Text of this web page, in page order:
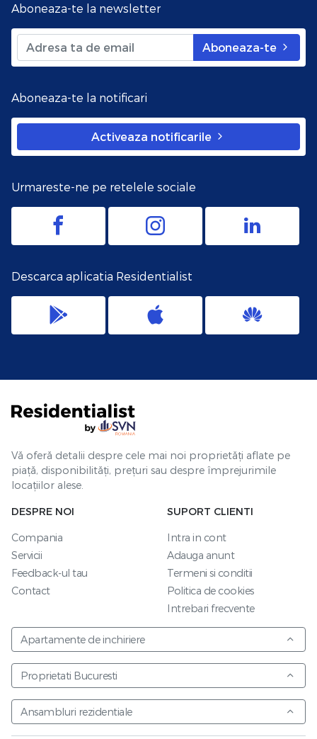
Aboneaza-te la newsletter
Aboneaza-te
Aboneaza-te la notificari
Activeaza notificarile
Urmareste-ne pe retelele sociale
Descarca aplicatia Residentialist
Vă oferă detalii despre cele mai noi proprietăți aflate pe
piață, disponibilități, prețuri sau despre împrejurimile
locațiilor alese.
DESPRE NOI
Compania
Servicii
Feedback-ul tau
Contact
SUPORT CLIENTI
Intra in cont
Adauga anunt
Termeni si conditii
Politica de cookies
Intrebari frecvente
Apartamente de inchiriere
Proprietati Bucuresti
Ansambluri rezidentiale